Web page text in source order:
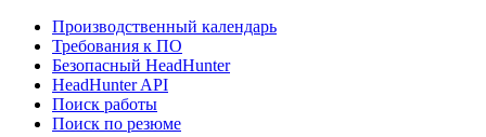
Производственный календарь
Требования к ПО
Безопасный HeadHunter
HeadHunter API
Поиск работы
Поиск по резюме